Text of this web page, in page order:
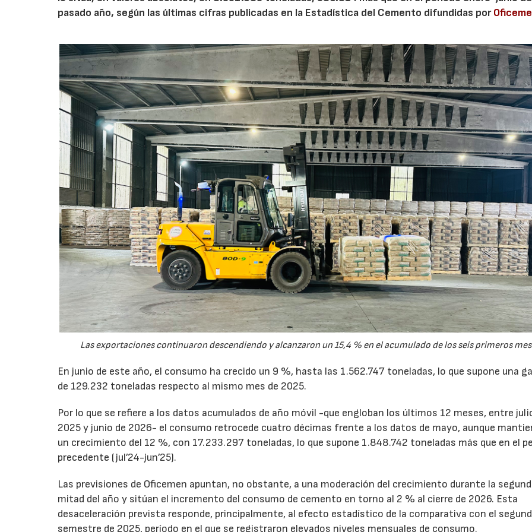
pasado año, según las últimas cifras publicadas en la Estadística del Cemento difundidas por
Las exportaciones continuaron descendiendo y alcanzaron un 15,4 % en el acumulado de los seis primeros
En junio de este año, el consumo ha crecido un 9 %, hasta las 1.562.747 toneladas, lo que supone una
de 129.232 toneladas respecto al mismo mes de 2025.
Por lo que se refiere a los datos acumulados de año móvil -que engloban los últimos 12 meses, entre
2025 y junio de 2026- el consumo retrocede cuatro décimas frente a los datos de mayo, aunque
un crecimiento del 12 %, con 17.233.297 toneladas, lo que supone 1.848.742 toneladas más que en el
precedente (jul’24-jun’25).
Las previsiones de Oficemen apuntan, no obstante, a una moderación del crecimiento durante la
mitad del año y sitúan el incremento del consumo de cemento en torno al 2 % al cierre de 2026. Esta
desaceleración prevista responde, principalmente, al efecto estadístico de la comparativa con el
semestre de 2025, período en el que se registraron elevados niveles mensuales de consumo.